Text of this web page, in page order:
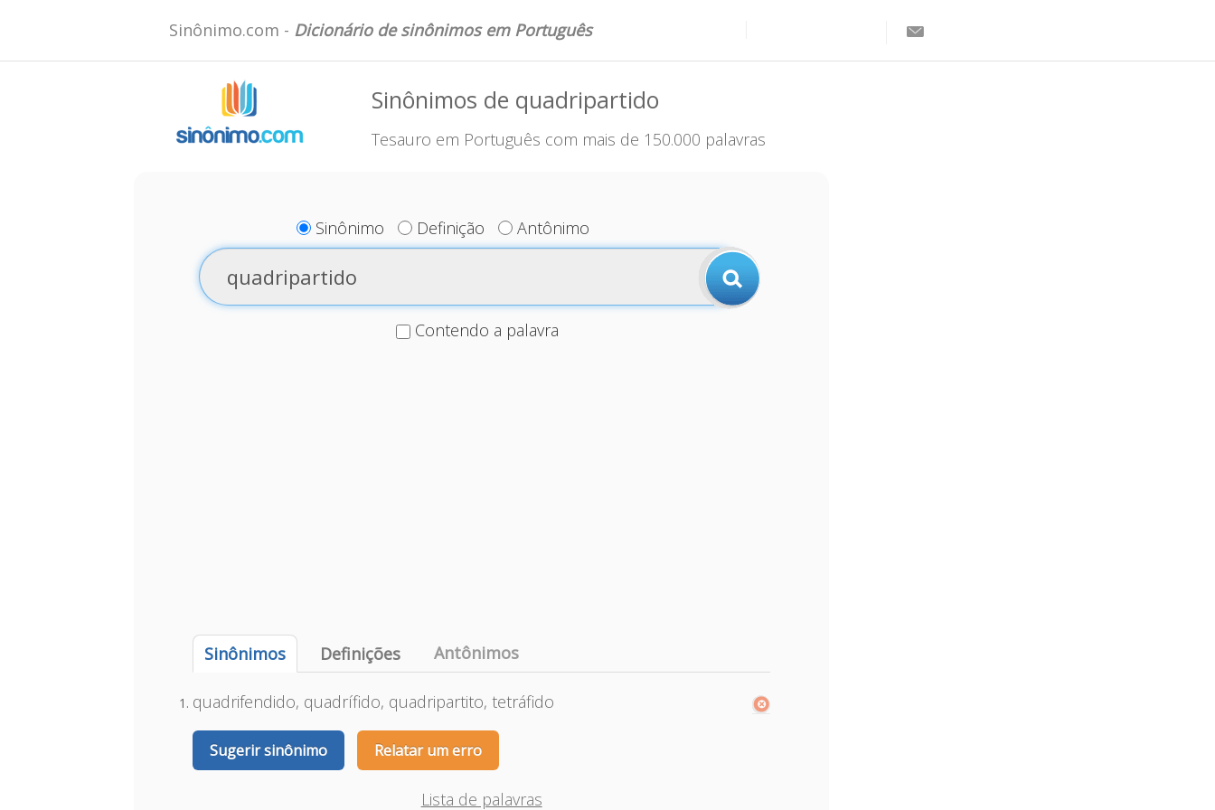
Sinônimo.com - Dicionário de sinônimos em Português
Sinônimos de quadripartido
Tesauro em Português com mais de 150.000 palavras
Sinônimo Definição Antônimo
Contendo a palavra
Sinônimos Definições Antônimos
quadrifendido, quadrífido, quadripartito, tetráfido
Sugerir sinônimo Relatar um erro
Lista de palavras